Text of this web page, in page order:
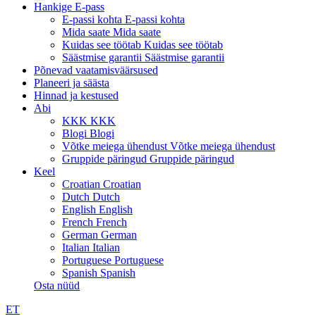
Hankige E-pass
E-passi kohta E-passi kohta
Mida saate Mida saate
Kuidas see töötab Kuidas see töötab
Säästmise garantii Säästmise garantii
Põnevad vaatamisväärsused
Planeeri ja säästa
Hinnad ja kestused
Abi
KKK KKK
Blogi Blogi
Võtke meiega ühendust Võtke meiega ühendust
Gruppide päringud Gruppide päringud
Keel
Croatian Croatian
Dutch Dutch
English English
French French
German German
Italian Italian
Portuguese Portuguese
Spanish Spanish
Osta nüüd
ET